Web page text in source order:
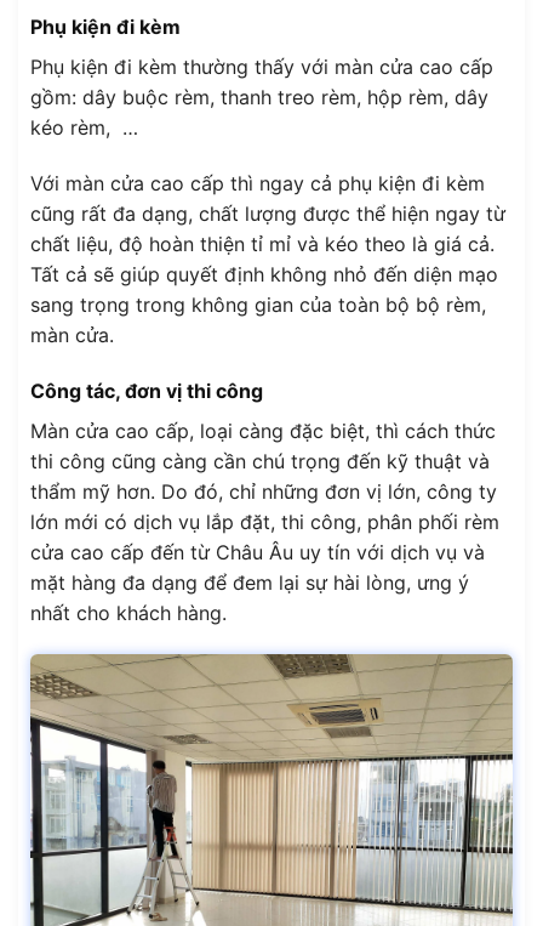
Phụ kiện đi kèm
Phụ kiện đi kèm thường thấy với màn cửa cao cấp
gồm: dây buộc rèm, thanh treo rèm, hộp rèm, dây
kéo rèm, …
Với màn cửa cao cấp thì ngay cả phụ kiện đi kèm
cũng rất đa dạng, chất lượng được thể hiện ngay từ
chất liệu, độ hoàn thiện tỉ mỉ và kéo theo là giá cả.
Tất cả sẽ giúp quyết định không nhỏ đến diện mạo
sang trọng trong không gian của toàn bộ bộ rèm,
màn cửa.
Công tác, đơn vị thi công
Màn cửa cao cấp, loại càng đặc biệt, thì cách thức
thi công cũng càng cần chú trọng đến kỹ thuật và
thẩm mỹ hơn. Do đó, chỉ những đơn vị lớn, công ty
lớn mới có dịch vụ lắp đặt, thi công, phân phối rèm
cửa cao cấp đến từ Châu Âu uy tín với dịch vụ và
mặt hàng đa dạng để đem lại sự hài lòng, ưng ý
nhất cho khách hàng.